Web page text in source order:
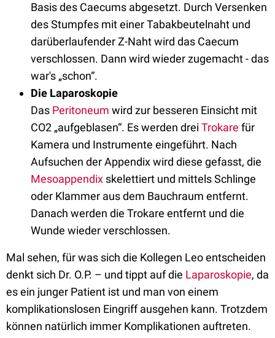
Basis des Caecums abgesetzt. Durch Versenken
des Stumpfes mit einer Tabakbeutelnaht und
darüberlaufender Z-Naht wird das Caecum
verschlossen. Dann wird wieder zugemacht - das
war's „schon“.
Die Laparoskopie
Das Peritoneum wird zur besseren Einsicht mit
CO2 „aufgeblasen“. Es werden drei Trokare für
Kamera und Instrumente eingeführt. Nach
Aufsuchen der Appendix wird diese gefasst, die
Mesoappendix skelettiert und mittels Schlinge
oder Klammer aus dem Bauchraum entfernt.
Danach werden die Trokare entfernt und die
Wunde wieder verschlossen.
Mal sehen, für was sich die Kollegen Leo entscheiden
denkt sich Dr. O.P. – und tippt auf die Laparoskopie, da
es ein junger Patient ist und man von einem
komplikationslosen Eingriff ausgehen kann. Trotzdem
können natürlich immer Komplikationen auftreten.